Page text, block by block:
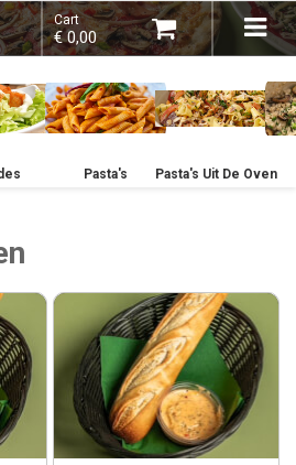
×
Cart
€ 0,00
order method
any products in your
basket yet.
Subtotal: € 0,00
Pasta's Pasta's Uit De Oven